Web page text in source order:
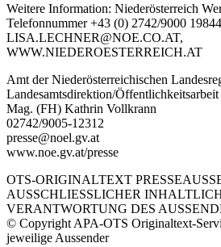
Weitere Information: Niederösterreich
Telefonnummer +43 (0) 2742/9000
LISA.LECHNER@NOE.CO.AT,
WWW.NIEDEROESTERREICH.AT
Amt der Niederösterreichischen
Landesamtsdirektion/Öffentlichkeitsarbeit
Mag. (FH) Kathrin Vollkrann
02742/9005-12312
presse@noel.gv.at
www.noe.gv.at/presse
OTS-ORIGINALTEXT
AUSSCHLIESSLICHER
VERANTWORTUNG DES
© Copyright APA-OTS Originaltext-
jeweilige Aussender